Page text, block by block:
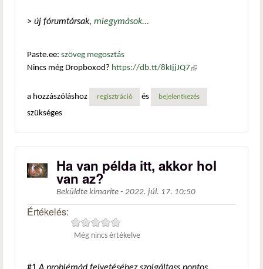
> új fórumtársak, miegymások...
Paste.ee: szöveg megosztás
Nincs még Dropboxod? https://db.tt/8kIjjJQ7 (külső
a hozzászóláshoz
regisztráció és bejelentkezés
szükséges
Ha van példa itt, akkor hol
van az?
Beküldte kimarite - 2022. júl. 17. 10:50
Értékelés:
Még nincs értékelve